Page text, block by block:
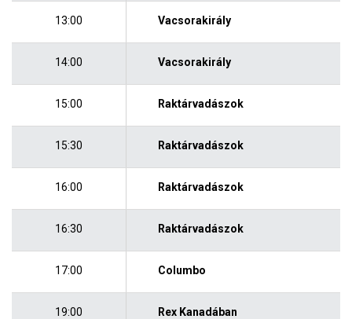
13:00 Vacsorakirály
14:00 Vacsorakirály
15:00 Raktárvadászok
15:30 Raktárvadászok
16:00 Raktárvadászok
16:30 Raktárvadászok
17:00 Columbo
19:00 Rex Kanadában